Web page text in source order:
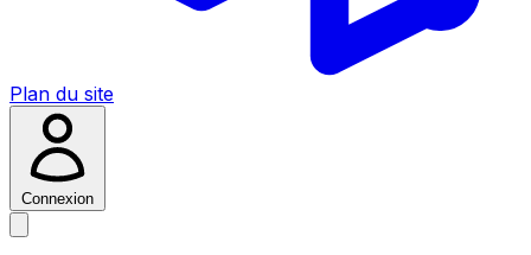
Plan du site
Connexion